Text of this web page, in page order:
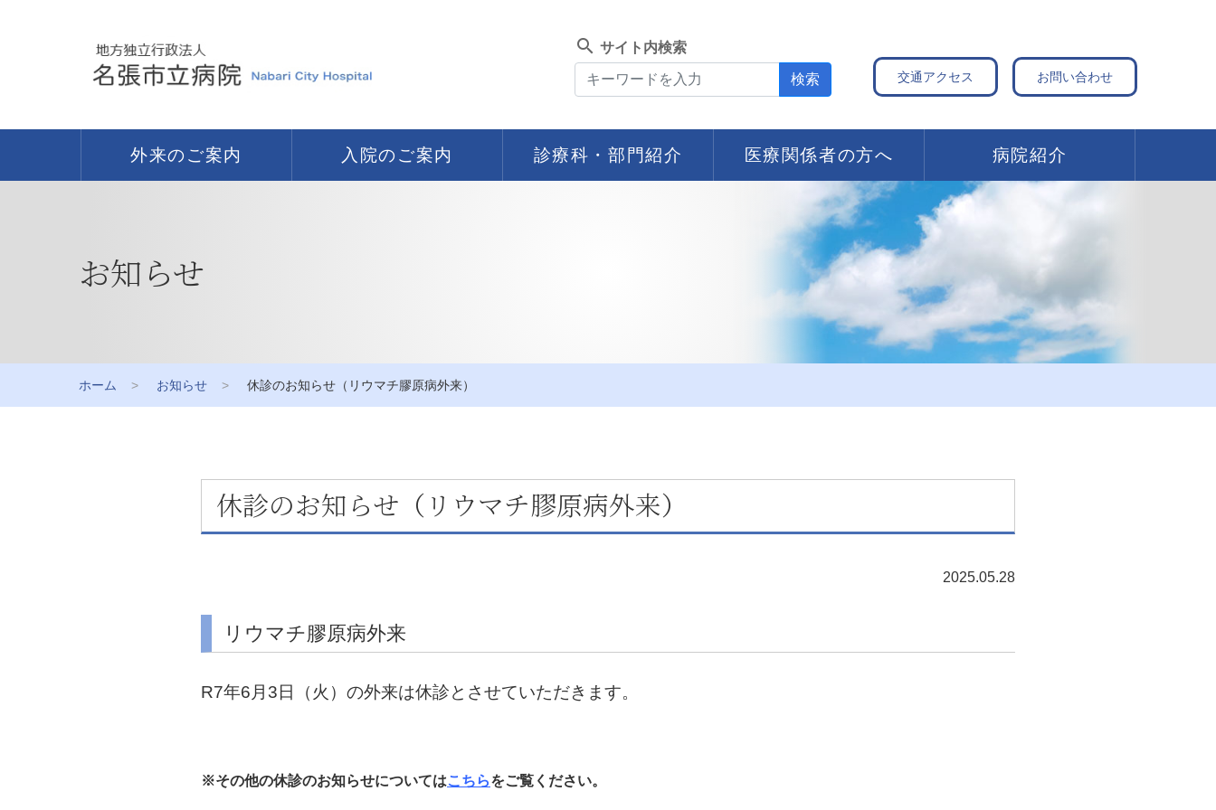
search サイト内検索
検索 交通アクセス お問い合わせ
外来のご案内 入院のご案内 診療科・部門紹介 医療関係者の方へ 病院紹介
お知らせ
ホーム お知らせ 休診のお知らせ（リウマチ膠原病外来）
休診のお知らせ（リウマチ膠原病外来）
2025.05.28
リウマチ膠原病外来
R7年6月3日（火）の外来は休診とさせていただきます。
※その他の休診のお知らせについてはこちらをご覧ください。